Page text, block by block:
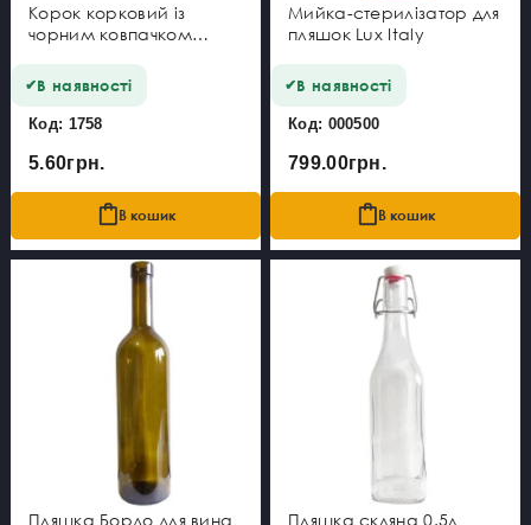
Корок корковий із
чорним ковпачком
В наявності
Код: 1758
5.60грн.
В кошик
Мийка-стерилізатор для
пляшок Lux Italy
В наявності
Код: 000500
799.00грн.
В кошик
Пляшка Бордо для вина Пляшка скляна 0.5л